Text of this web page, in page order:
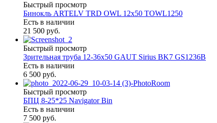
Быстрый просмотр
Бинокль ARTELV TRD OWL 12x50 TOWL1250
Есть в наличии
21 500 руб.
Быстрый просмотр
Зрительная труба 12-36х50 GAUT Sirius BK7 GS1236B
Есть в наличии
6 500 руб.
Быстрый просмотр
БПЦ 8-25*25 Navigator Bin
Есть в наличии
7 500 руб.